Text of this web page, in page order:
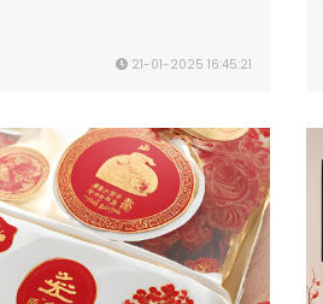
21-01-2025 16:45:21